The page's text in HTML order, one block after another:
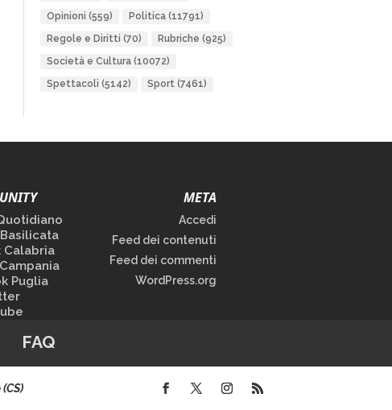
Opinioni (559) Politica(11791)
Regole e Diritti (70) Rubriche (925)
Società e Cultura(10072)
Spettacoli (5142) Sport(7461)
Calabria
Puglia
META
Accedi
Feed dei contenuti
Feed dei commenti
WordPress.org
FAQ